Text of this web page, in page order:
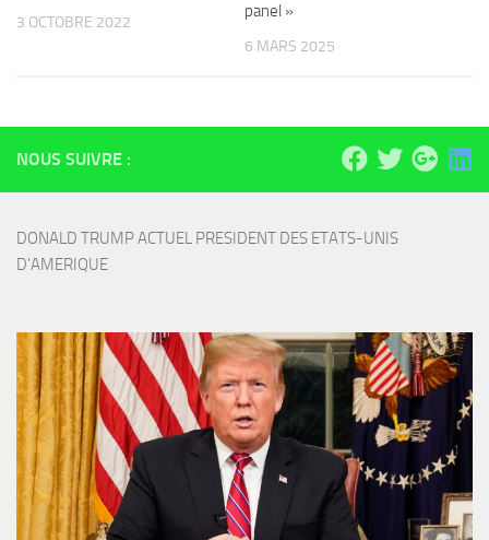
3 OCTOBRE 2022
panel »
6 MARS 2025
NOUS SUIVRE :
DONALD TRUMP ACTUEL PRESIDENT DES ETATS-UNIS
D'AMERIQUE